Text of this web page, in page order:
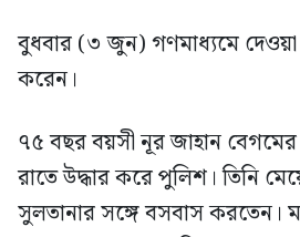
বুধবার (৩ জুন) গণমাধ্যমে দেওয়া
করেন।
৭৫ বছর বয়সী নূর জাহান
রাতে উদ্ধার করে পুলিশ। তিনি
সুলতানার সঙ্গে বসবাস করতেন।